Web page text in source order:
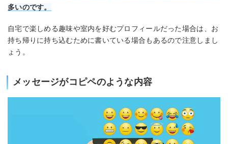
多いのです。
自宅で楽しめる趣味や室内を好むプロフィールだった場合は、お
持ち帰りに持ち込むために書いている場合もあるので注意しまし
ょう。
メッセージがコピペのような内容